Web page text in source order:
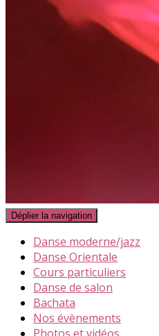
Déplier la navigation
Danse moderne/jazz
Danse Orientale
Cours particuliers
Danse de salon
Bachata
Nos évènements